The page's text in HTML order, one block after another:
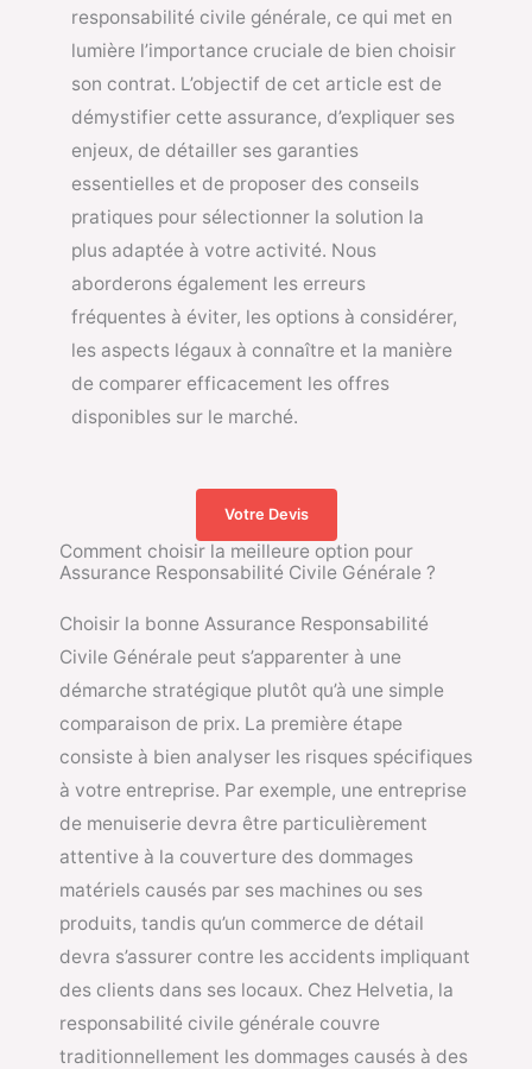
responsabilité civile générale, ce qui met en
lumière l’importance cruciale de bien choisir
son contrat. L’objectif de cet article est de
démystifier cette assurance, d’expliquer ses
enjeux, de détailler ses garanties
essentielles et de proposer des conseils
pratiques pour sélectionner la solution la
plus adaptée à votre activité. Nous
aborderons également les erreurs
fréquentes à éviter, les options à considérer,
les aspects légaux à connaître et la manière
de comparer efficacement les offres
disponibles sur le marché.
Votre Devis
Comment choisir la meilleure option pour
Assurance Responsabilité Civile Générale ?
Choisir la bonne Assurance Responsabilité
Civile Générale peut s’apparenter à une
démarche stratégique plutôt qu’à une simple
comparaison de prix. La première étape
consiste à bien analyser les risques spécifiques
à votre entreprise. Par exemple, une entreprise
de menuiserie devra être particulièrement
attentive à la couverture des dommages
matériels causés par ses machines ou ses
produits, tandis qu’un commerce de détail
devra s’assurer contre les accidents impliquant
des clients dans ses locaux. Chez Helvetia, la
responsabilité civile générale couvre
traditionnellement les dommages causés à des